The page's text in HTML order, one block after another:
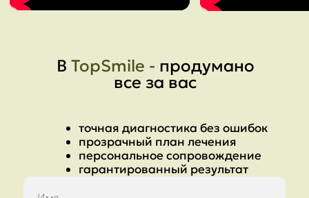
В TopSmile - продумано
все за вас
точная диагностика без ошибок
прозрачный план лечения
персональное сопровождение
гарантированный результат